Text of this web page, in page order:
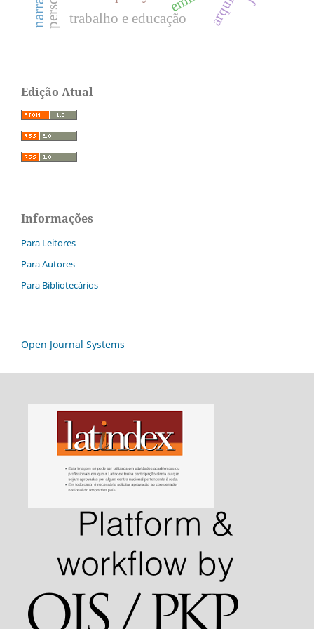
trabalho e educação
Edição Atual
Informações
Para Leitores
Para Autores
Para Bibliotecários
Open Journal Systems